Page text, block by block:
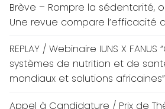
Brève – Rompre la sédentarité,
Une revue compare l’efficacité
REPLAY / Webinaire IUNS X
systèmes de nutrition et de
mondiaux et solutions africaines”
Appel à Candidature / Prix de